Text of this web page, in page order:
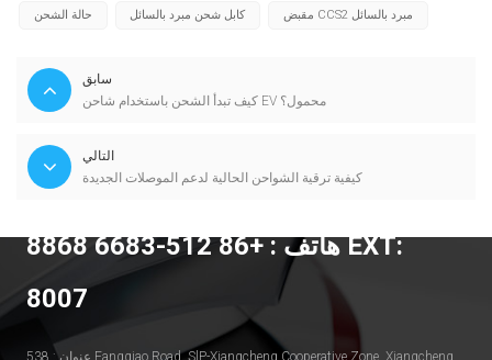
حالة الشحن كابل شحن مبرد بالسائل مقبض CCS2 مبرد بالسائل
سابق
كيف تبدأ الشحن باستخدام شاحن EV محمول؟
التالي
كيفية ترقية الشواحن الحالية لدعم الموصلات الجديدة
هاتف : +86 512-6683 8868 EXT:
8007